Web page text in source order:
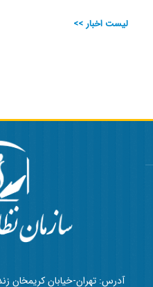
لیست اخبار >>
آدرس: تهران-خیابان کریمخان